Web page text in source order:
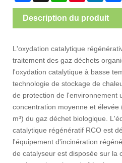
Description du produit
L'oxydation catalytique
traitement des gaz déchets
l'oxydation catalytique à basse
technologie de stockage de
de protection de l'environnement
concentration moyenne et élevée
m³) du gaz déchet biologique.
catalytique régénératif RCO est
l'équipement d'incinération
de catalyseur est disposée sur la